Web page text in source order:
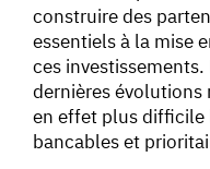
construire des
essentiels à la mise
ces
dernières
en effet plus difficile
bancables et